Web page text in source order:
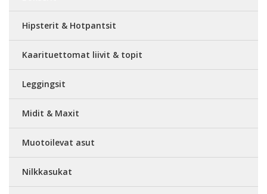
Hipsterit & Hotpantsit
Kaarituettomat liivit & topit
Leggingsit
Midit & Maxit
Muotoilevat asut
Nilkkasukat